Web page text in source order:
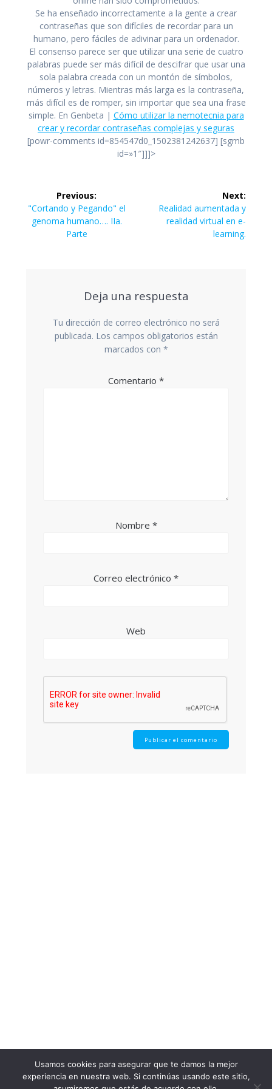
Se ha enseñado incorrectamente a la gente a crear
contraseñas que son difíciles de recordar para un
humano, pero fáciles de adivinar para un ordenador.
El consenso parece ser que utilizar una serie de cuatro
palabras puede ser más difícil de descifrar que usar una
sola palabra creada con un montón de símbolos,
números y letras. Mientras más larga es la contraseña,
más difícil es de romper, sin importar que sea una frase
simple. En Genbeta | Cómo utilizar la nemotecnia para
crear y recordar contraseñas complejas y seguras
[powr-comments id=854547d0_1502381242637] [sgmb
id=»1″]]]>
Navegación
de
entradas
Previous:
Previous
post:
"Cortando y Pegando" el
genoma humano…. IIa.
Parte
Next:
Next
post:
Realidad aumentada y
realidad virtual en e-
learning.
Deja una respuesta
Tu dirección de correo electrónico no será
publicada. Los campos obligatorios están
marcados con *
Comentario *
Nombre *
Correo electrónico *
Web
Usamos cookies para asegurar que te damos la mejor
experiencia en nuestra web. Si continúas usando este sitio,